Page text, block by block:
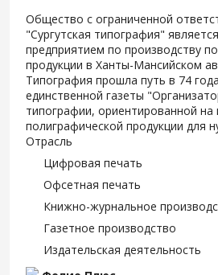
Общество с ограниченной
"Сургутская типография"
предприятием по производству
продукции в Ханты-Мансийском
Типография прошла путь в 74
единственной газеты
типографии, ориентированной
полиграфической продукции для
Отрасль
Цифровая печать
Офсетная печать
Книжно-журнальное
Газетное производство
Издательская деятельность